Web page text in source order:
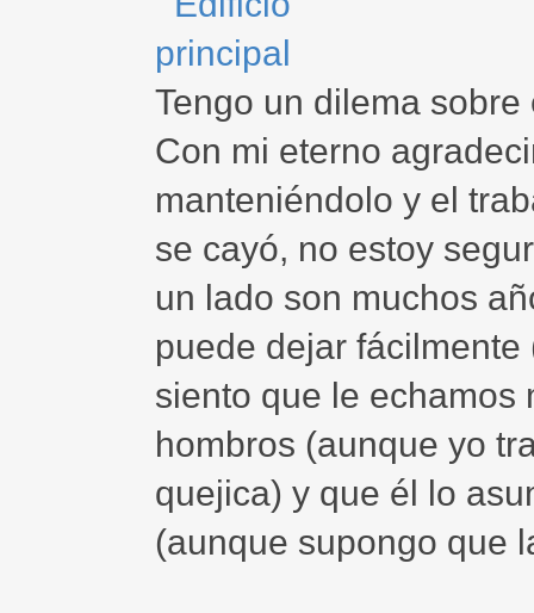
Tengo un dilema sobre
Con mi eterno
manteniéndolo y el
se cayó, no estoy
un lado son muchos
puede dejar
siento que le echamos
hombros (aunque yo
quejica) y que él lo
(aunque supongo que